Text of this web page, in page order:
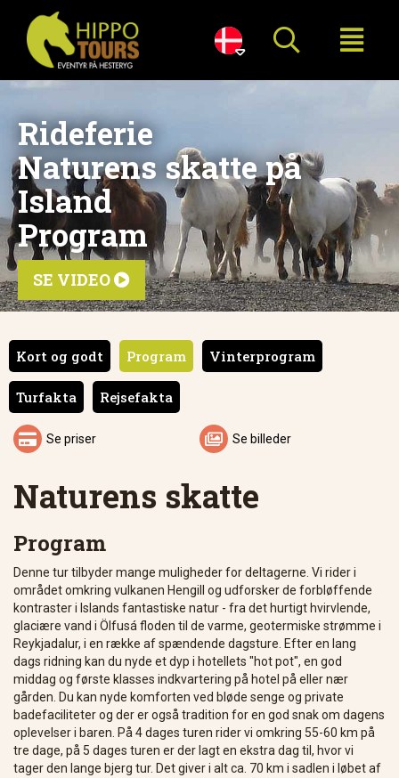

Rideferie
Naturens skatte på
Island
Program
SE VIDEO 
Kort og godt Program Vinterprogram
Turfakta Rejsefakta
 Se priser  Se billeder
Naturens skatte
Program
Denne tur tilbyder mange muligheder for deltagerne. Vi rider i
området omkring vulkanen Hengill og udforsker de forbløffende
kontraster i Islands fantastiske natur - fra det hurtigt hvirvlende,
glaciære vand i Ölfusá floden til de varme, geotermiske strømme i
Reykjadalur, i en række af spændende dagsture. Efter en lang
dags ridning kan du nyde et dyp i hotellets "hot pot", en god
middag og første klasses indkvartering på hotel på eller nær
gården. Du kan nyde komforten ved bløde senge og private
badefaciliteter og der er også tradition for en god snak om dagens
oplevelser i baren. På 4 dages turen rider vi omkring 55-60 km på
tre dage, på 5 dages turen er der lagt en ekstra dag til, hvor vi
tager den lange bjerg tur. Det giver i alt ca. 70 km i sadlen i løbet af